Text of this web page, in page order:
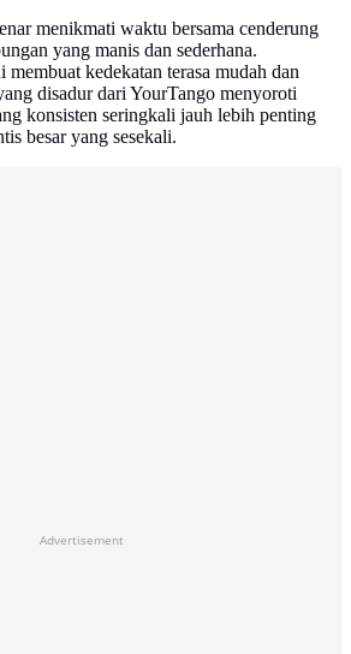
menikmati waktu bersama cenderung
yang manis dan sederhana.
membuat kedekatan terasa mudah dan
disadur dari YourTango menyoroti
konsisten seringkali jauh lebih penting
besar yang sesekali.
Advertisement